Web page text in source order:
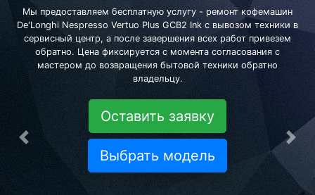
Мы предоставляем бесплатную услугу - ремонт кофемашин
De'Longhi Nespresso Vertuo Plus GCB2 Ink с вывозом техники в
сервисный центр, а после завершения всех работ привезем
обратно. Цена фиксируется с момента согласования с
мастером до возвращения бытовой техники обратно
владельцу.
Оставить заявку
Выбрать модель
Предыдущая